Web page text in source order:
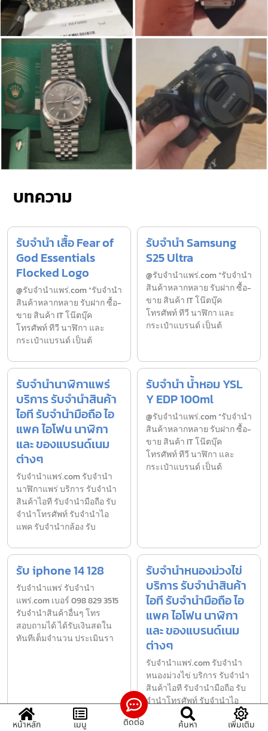
บทความ
รับจำนำ เสื้อ Fear of
God Essentials
Flocked Logo
@รับจำนำแพร่.com “รับจำนำ
สินค้าหลากหลาย รับฝาก ซื้อ-
ขาย สินค้า IT โน๊ตบุ๊ค
โทรศัพท์ ทีวี นาฬิกา และ
กระเป๋าแบรนด์ เป็นต้
รับจำนำ Samsung
S25 Ultra
@รับจำนำแพร่.com “รับจำนำ
สินค้าหลากหลาย รับฝาก ซื้อ-
ขาย สินค้า IT โน๊ตบุ๊ค
โทรศัพท์ ทีวี นาฬิกา และ
กระเป๋าแบรนด์ เป็นต้
รับจำนำนาฬิกาแพร่
บริการ รับจำนำสินค้า
ไอที รับจำนำมือถือ ไอ
แพค ไอโฟน นาฬิกา
และ ของแบรนด์เนม
ต่างๆ
รับจํานําแพร่.com รับจำนำ
นาฬิกาแพร่ บริการ รับจำนำ
สินค้าไอที รับจำนำมือถือ รับ
จำนำโทรศัพท์ รับจำนำไอ
แพค รับจำนำกล้อง รับ
รับจำนำ น้ำหอม YSL
Y EDP 100ml
@รับจำนำแพร่.com “รับจำนำ
สินค้าหลากหลาย รับฝาก ซื้อ-
ขาย สินค้า IT โน๊ตบุ๊ค
โทรศัพท์ ทีวี นาฬิกา และ
กระเป๋าแบรนด์ เป็นต้
รับ iphone 14 128
รับจํานำแพร่ รับจํานํา
แพร่.com เบอร์ 098 829 3515
รับจำนำสินค้าอื่นๆ โทร
สอบถามได้ ได้รับเงินสดใน
ทันทีเต็มจำนวน ประเมินรา
รับจำนำหนองม่วงไข่
บริการ รับจำนำสินค้า
ไอที รับจำนำมือถือ ไอ
แพค ไอโฟน นาฬิกา
และ ของแบรนด์เนม
ต่างๆ
รับจํานําแพร่.com รับจำนำ
หนองม่วงไข่ บริการ รับจำนำ
สินค้าไอที รับจำนำมือถือ รับ
จำนำโทรศัพท์ รับจำนำไอ
แพค รับจำนำกล้อง รั
หน้าหลัก
เมนู ติดต่อ ค้นหา เพิ่มเติม